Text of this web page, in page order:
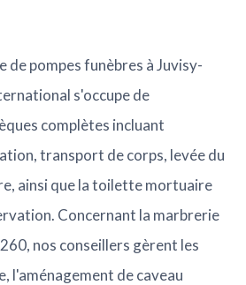
de pompes funèbres à Juvisy-
s'occupe de
complètes incluant
transport de corps, levée du
ainsi que la toilette mortuaire
Concernant la marbrerie
nos conseillers gèrent les
l'aménagement de caveau